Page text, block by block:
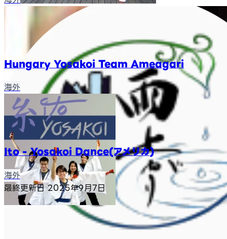
Hungary Yosakoi Team Ameagari
海外
Ito - Yosakoi Dance(アメリカ)
海外
最終更新日2025年9月7日